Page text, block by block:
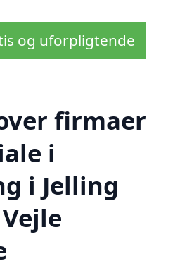
og uforpligtende
firmaer
i
i Jelling